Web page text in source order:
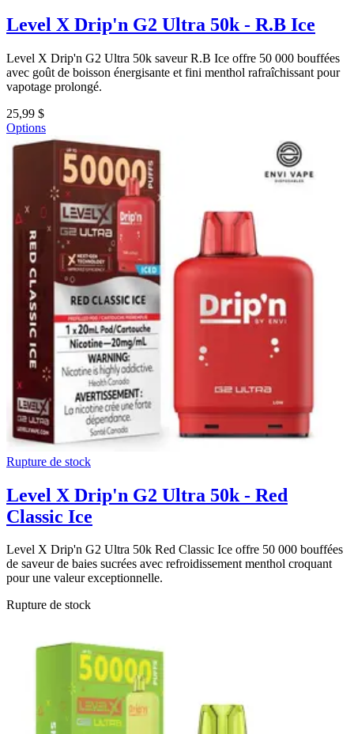
Level X Drip'n G2 Ultra 50k - R.B Ice
Level X Drip'n G2 Ultra 50k saveur R.B Ice offre 50 000 bouffées
avec goût de boisson énergisante et fini menthol rafraîchissant pour
vapotage prolongé.
25,99 $
Options
Rupture de stock
Level X Drip'n G2 Ultra 50k - Red
Classic Ice
Level X Drip'n G2 Ultra 50k Red Classic Ice offre 50 000 bouffées
de saveur de baies sucrées avec refroidissement menthol croquant
pour une valeur exceptionnelle.
Rupture de stock